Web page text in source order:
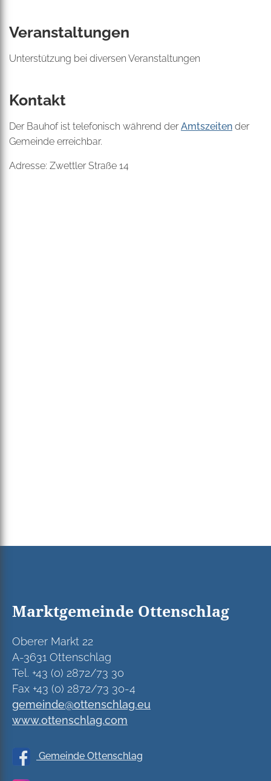
Veranstaltungen
Unterstützung bei diversen Veranstaltungen
Kontakt
Der Bauhof ist telefonisch während derAmtszeiten der
Gemeinde erreichbar.
Adresse: Zwettler Straße 14
Marktgemeinde Ottenschlag
Oberer Markt 22
A-3631 Ottenschlag
Tel. +43 (0) 2872/73 30
Fax +43 (0) 2872/73 30-4
gemeinde@ottenschlag.eu
www.ottenschlag.com
Gemeinde Ottenschlag